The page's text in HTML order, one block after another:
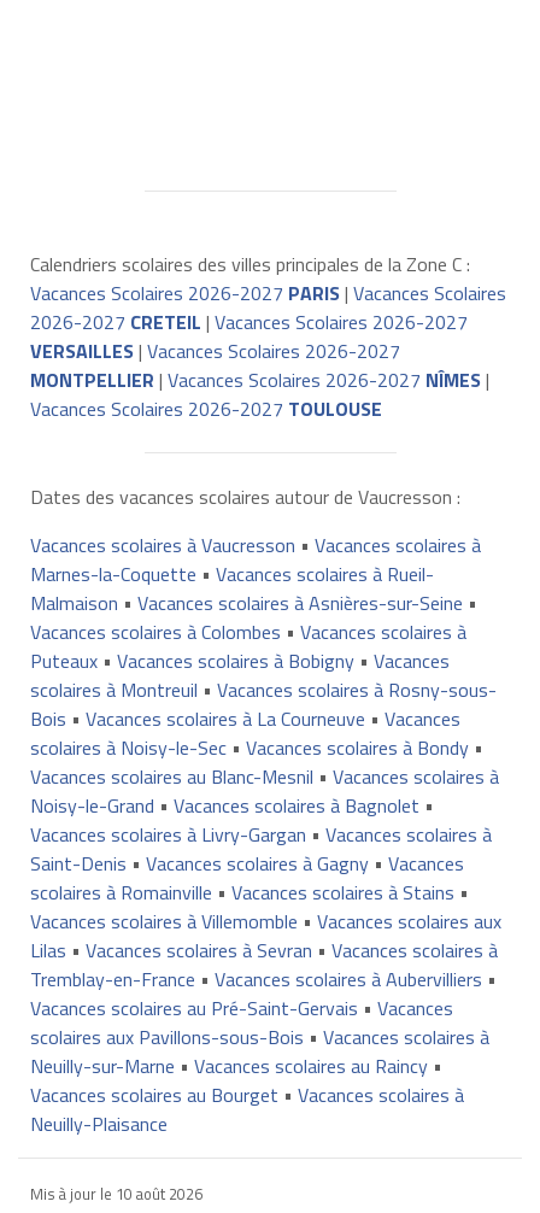
Calendriers scolaires des villes principales de la Zone C :
Vacances Scolaires 2026-2027 PARIS| Vacances Scolaires
2026-2027 CRETEIL | Vacances Scolaires 2026-2027
VERSAILLES| Vacances Scolaires 2026-2027
MONTPELLIER | Vacances Scolaires 2026-2027 NÎMES|
Vacances Scolaires 2026-2027 TOULOUSE
Dates des vacances scolaires autour de Vaucresson :
Vacances scolaires à Vaucresson • Vacances scolaires à
Marnes-la-Coquette • Vacances scolaires à Rueil-
Malmaison • Vacances scolaires à Asnières-sur-Seine •
Vacances scolaires à Colombes • Vacances scolaires à
Puteaux• Vacances scolaires à Bobigny• Vacances
scolaires à Montreuil • Vacances scolaires à Rosny-sous-
Bois • Vacances scolaires à La Courneuve • Vacances
scolaires à Noisy-le-Sec• Vacances scolaires à Bondy•
Vacances scolaires au Blanc-Mesnil • Vacances scolaires à
Noisy-le-Grand • Vacances scolaires à Bagnolet •
Vacances scolaires à Livry-Gargan • Vacances scolaires à
Saint-Denis • Vacances scolaires à Gagny• Vacances
scolaires à Romainville • Vacances scolaires à Stains •
Vacances scolaires à Villemomble • Vacances scolaires aux
Lilas • Vacances scolaires à Sevran • Vacances scolaires à
Tremblay-en-France • Vacances scolaires à Aubervilliers •
Vacances scolaires au Pré-Saint-Gervais • Vacances
scolaires aux Pavillons-sous-Bois • Vacances scolaires à
Neuilly-sur-Marne • Vacances scolaires au Raincy•
Vacances scolaires au Bourget • Vacances scolaires à
Neuilly-Plaisance
Mis à jour le 10 août 2026